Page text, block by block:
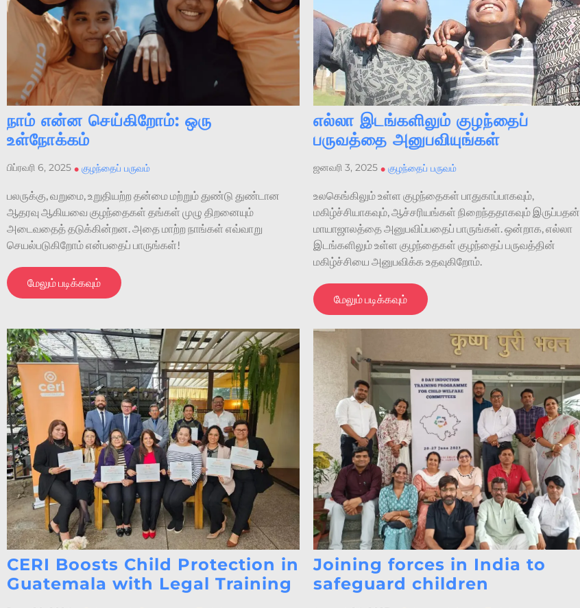
நாம் என்ன செய்கிறோம்: ஒரு
உள்நோக்கம்
பிப்ரவரி 6, 2025 • குழந்தைப் பருவம்
பலருக்கு, வறுமை, உறுதியற்ற தன்மை மற்றும் துண்டு துண்டான
ஆதரவு ஆகியவை குழந்தைகள் தங்கள் முழு திறனையும்
அடைவதைத் தடுக்கின்றன. அதை மாற்ற நாங்கள் எவ்வாறு
செயல்படுகிறோம் என்பதைப் பாருங்கள்!
மேலும் படிக்கவும்
எல்லா இடங்களிலும் குழந்தைப்
பருவத்தை அனுபவியுங்கள்
ஜனவரி 3, 2025• குழந்தைப் பருவம்
உலகெங்கிலும் உள்ள குழந்தைகள் பாதுகாப்பாகவும்,
மகிழ்ச்சியாகவும், ஆச்சரியங்கள் நிறைந்ததாகவும் இருப்பதன்
மாயாஜாலத்தை அனுபவிப்பதைப் பாருங்கள். ஒன்றாக, எல்லா
இடங்களிலும் உள்ள குழந்தைகள் குழந்தைப் பருவத்தின்
மகிழ்ச்சியை அனுபவிக்க உதவுகிறோம்.
மேலும் படிக்கவும்
CERI Boosts Child Protection in
Guatemala with Legal Training
Joining forces in India to
safeguard children